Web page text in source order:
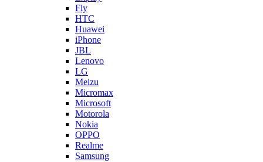
Fly
HTC
Huawei
iPhone
JBL
Lenovo
LG
Meizu
Micromax
Microsoft
Motorola
Nokia
OPPO
Realme
Samsung